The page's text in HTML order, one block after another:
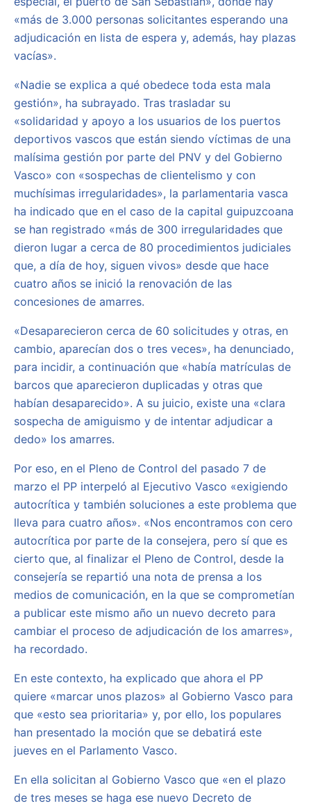
«más de 3.000 personas solicitantes esperando una
adjudicación en lista de espera y, además, hay plazas
vacías».
«Nadie se explica a qué obedece toda esta mala
gestión», ha subrayado. Tras trasladar su
«solidaridad y apoyo a los usuarios de los puertos
deportivos vascos que están siendo víctimas de una
malísima gestión por parte del PNV y del Gobierno
Vasco» con «sospechas de clientelismo y con
muchísimas irregularidades», la parlamentaria vasca
ha indicado que en el caso de la capital guipuzcoana
se han registrado «más de 300 irregularidades que
dieron lugar a cerca de 80 procedimientos judiciales
que, a día de hoy, siguen vivos» desde que hace
cuatro años se inició la renovación de las
concesiones de amarres.
«Desaparecieron cerca de 60 solicitudes y otras, en
cambio, aparecían dos o tres veces», ha denunciado,
para incidir, a continuación que «había matrículas de
barcos que aparecieron duplicadas y otras que
habían desaparecido». A su juicio, existe una «clara
sospecha de amiguismo y de intentar adjudicar a
dedo» los amarres.
Por eso, en el Pleno de Control del pasado 7 de
marzo el PP interpeló al Ejecutivo Vasco «exigiendo
autocrítica y también soluciones a este problema que
lleva para cuatro años». «Nos encontramos con cero
autocrítica por parte de la consejera, pero sí que es
cierto que, al finalizar el Pleno de Control, desde la
consejería se repartió una nota de prensa a los
medios de comunicación, en la que se comprometían
a publicar este mismo año un nuevo decreto para
cambiar el proceso de adjudicación de los amarres»,
ha recordado.
En este contexto, ha explicado que ahora el PP
quiere «marcar unos plazos» al Gobierno Vasco para
que «esto sea prioritaria» y, por ello, los populares
han presentado la moción que se debatirá este
jueves en el Parlamento Vasco.
En ella solicitan al Gobierno Vasco que «en el plazo
de tres meses se haga ese nuevo Decreto de